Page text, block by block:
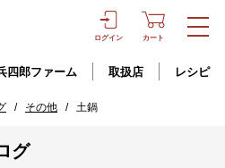
ログイン カート
四郎ファーム 取扱店 レシピ
/ その他 / 土鍋
グ